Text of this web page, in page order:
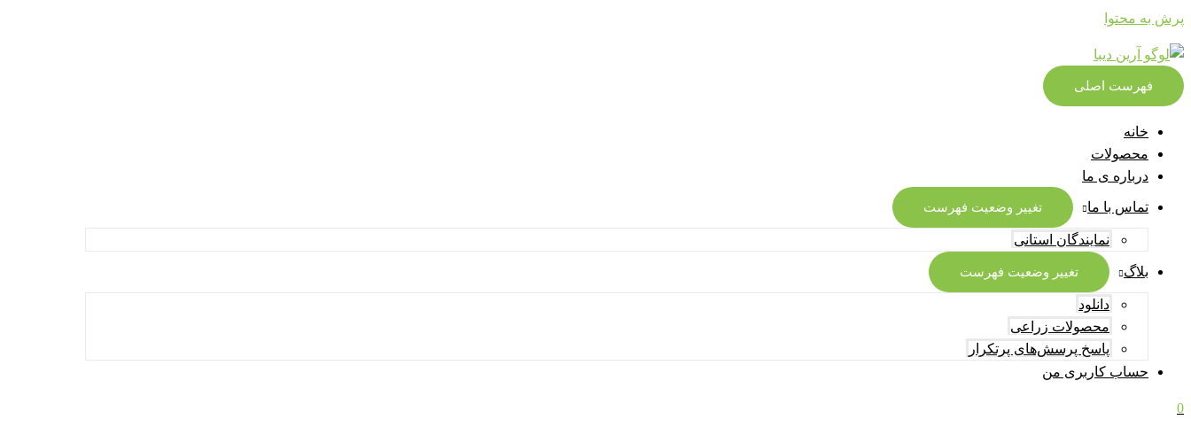
پرش به محتوا
فهرست اصلی
خانه
محصولات
درباره ی ما
تماس با ما تغییر وضعیت فهرست
نمایندگان استانی
بلاگ تغییر وضعیت فهرست
دانلود
محصولات زراعی
پاسخ پرسش‌های پرتکرار
حساب کاربری من
0